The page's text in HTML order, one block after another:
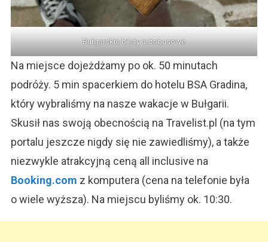
Bułgarskie bilety autobusowe
Na miejsce dojeżdżamy po ok. 50 minutach
podróży. 5 min spacerkiem do hotelu BSA Gradina,
który wybraliśmy na nasze wakacje w Bułgarii.
Skusił nas swoją obecnością na Travelist.pl (na tym
portalu jeszcze nigdy się nie zawiedliśmy), a także
niezwykle atrakcyjną ceną all inclusive na
Booking.com z komputera (cena na telefonie była
o wiele wyższa). Na miejscu byliśmy ok. 10:30.